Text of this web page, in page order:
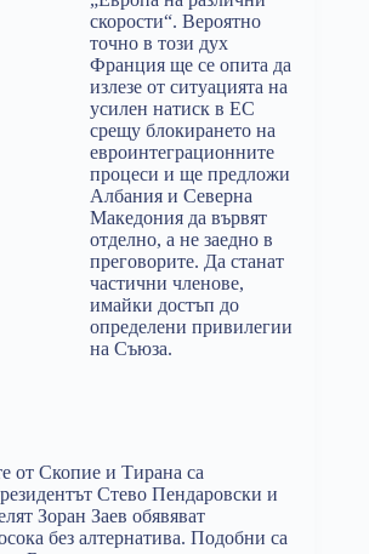
скорости“. Вероятно
точно в този дух
Франция ще се опита да
излезе от ситуацията на
усилен натиск в ЕС
срещу блокирането на
евроинтеграционните
процеси и ще предложи
Албания и Северна
Македония да вървят
отделно, а не заедно в
преговорите. Да станат
частични членове,
имайки достъп до
определени привилегии
на Съюза.
от Скопие и Тирана са
Стево Пендаровски и
Зоран Заев обявяват
без алтернатива. Подобни са